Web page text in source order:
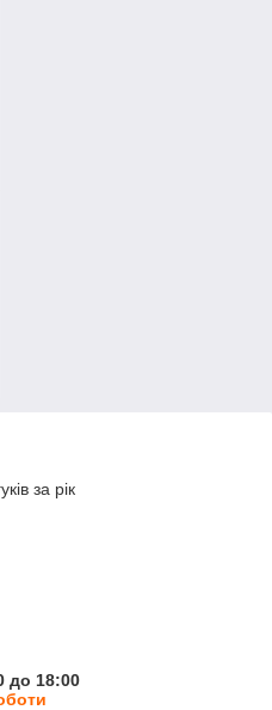
каменю, мармуру і
цехах для
і виробів.
круги RapidE RED POINT
які цінують
за рік
до 18:00